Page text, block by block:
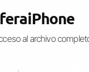
al archivo